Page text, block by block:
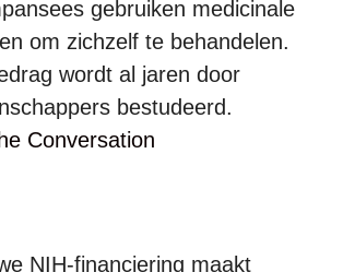
gebruiken medicinale
om zichzelf te behandelen.
wordt al jaren door
bestudeerd.
Conversation
NIH-financiering maakt